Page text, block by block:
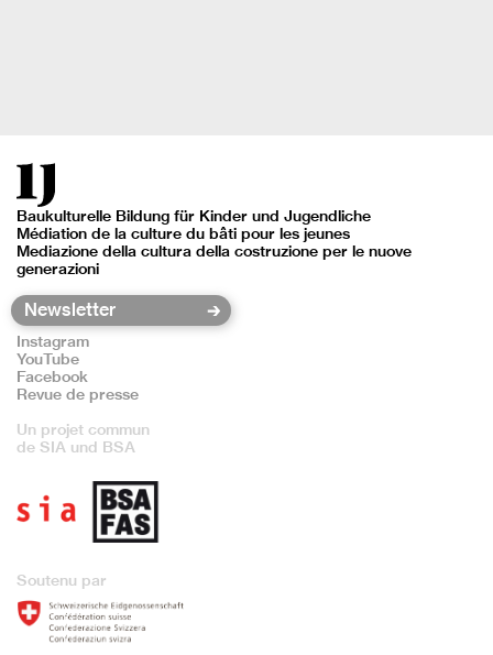
Baukulturelle Bildung für Kinder und Jugendliche
Médiation de la culture du bâti pour les jeunes
Mediazione della cultura della costruzione per le nuove
generazioni
Instagram
YouTube
Facebook
Revue de presse
Un projet commun
de SIA und BSA
Soutenu par